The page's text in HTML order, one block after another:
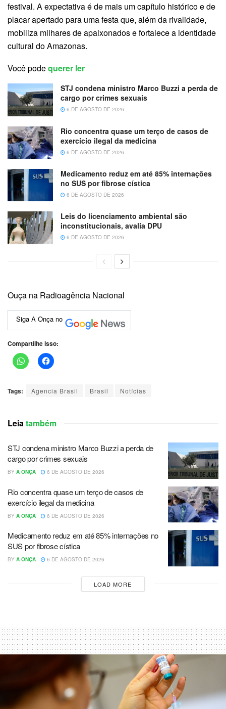
festival. A expectativa é de mais um capítulo histórico e de
placar apertado para uma festa que, além da rivalidade,
mobiliza milhares de apaixonados e fortalece a identidade
cultural do Amazonas.
Você podequerer ler
STJ condena ministro Marco Buzzi a perda de
cargo por crimes sexuais
6 DE AGOSTO DE 2026
Rio concentra quase um terço de casos de
exercício ilegal da medicina
6 DE AGOSTO DE 2026
Medicamento reduz em até 85% internações
no SUS por fibrose cística
6 DE AGOSTO DE 2026
Leis do licenciamento ambiental são
inconstitucionais, avalia DPU
6 DE AGOSTO DE 2026
Ouça na Radioagência Nacional
Siga A Onça no
Compartilhe isso:
Tags: Agencia Brasil Brasil Notícias
Leiatambém
STJ condena ministro Marco Buzzi a perda de
cargo por crimes sexuais
BY A ONÇA 6 DE AGOSTO DE 2026
Rio concentra quase um terço de casos de
exercício ilegal da medicina
BY A ONÇA 6 DE AGOSTO DE 2026
Medicamento reduz em até 85% internações no
SUS por fibrose cística
BY A ONÇA 6 DE AGOSTO DE 2026
LOAD MORE